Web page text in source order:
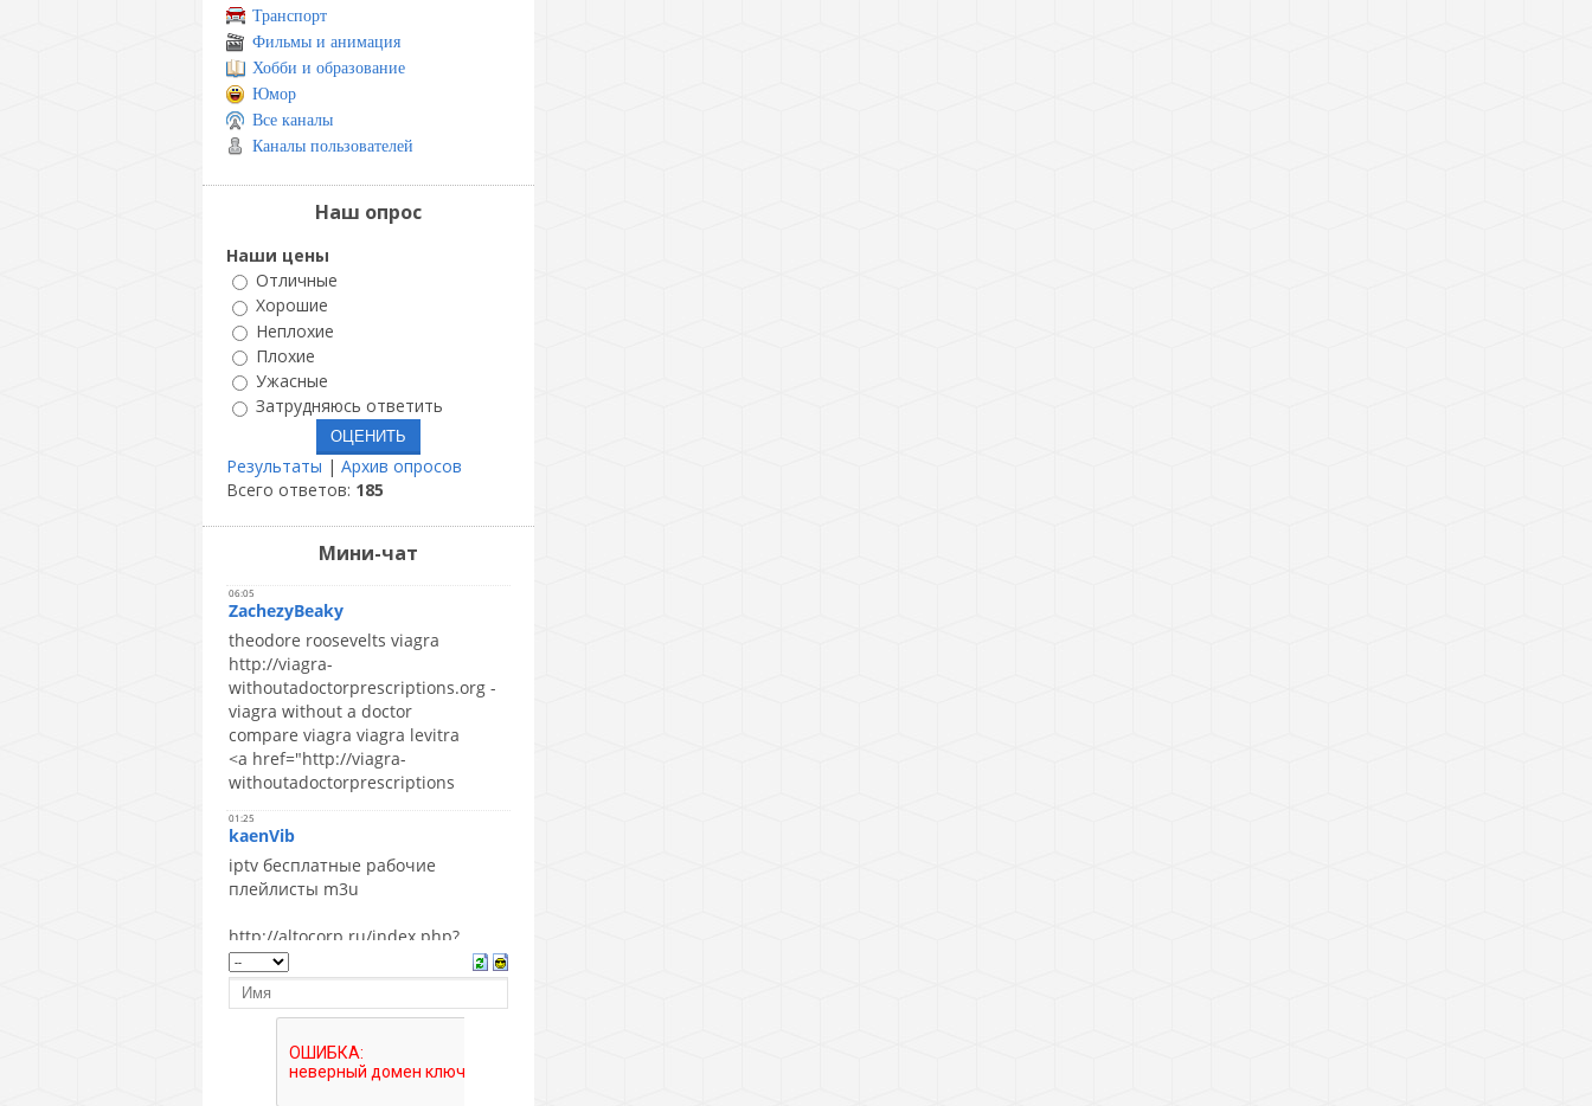
Транспорт
Фильмы и анимация
Хобби и образование
Юмор
Все каналы
Каналы пользователей
Наш опрос
Наши цены
Отличные
Хорошие
Неплохие
Плохие
Ужасные
Затрудняюсь ответить
Результаты | Архив опросов
Всего ответов: 185
Мини-чат